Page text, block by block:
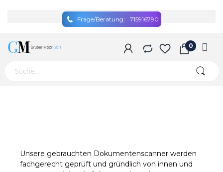
Frage/Beratung: 715916790
Unsere gebrauchten Dokumentenscanner werden
fachgerecht geprüft und gründlich von innen und